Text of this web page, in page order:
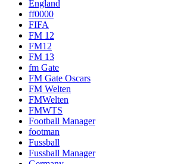
England
ff0000
FIFA
FM 12
FM12
FM 13
fm Gate
FM Gate Oscars
FM Welten
FMWelten
FMWTS
Football Manager
footman
Fussball
Fussball Manager